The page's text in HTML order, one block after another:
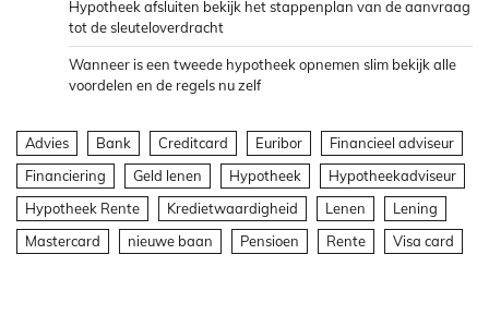
Hypotheek afsluiten bekijk het stappenplan van de aanvraag
tot de sleuteloverdracht
Wanneer is een tweede hypotheek opnemen slim bekijk alle
voordelen en de regels nu zelf
Advies Bank Creditcard Euribor
Financieel adviseur
Financiering
Geld lenen Hypotheek
Hypotheekadviseur
Hypotheek Rente
Kredietwaardigheid Lenen
Lening
Mastercard
nieuwe baan Pensioen Rente Visa card